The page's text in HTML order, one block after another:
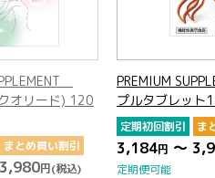
トリ
150粒
円(税込)
PREMIUM
Equolead(エク
粒
定期初回割引 ま
3,184円～